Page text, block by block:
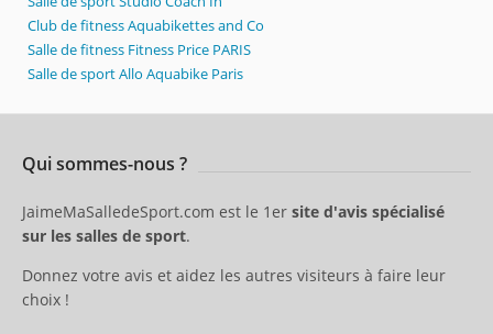
Club de fitness Aquabikettes and Co
Salle de fitness Fitness Price PARIS
Salle de sport Allo Aquabike Paris
Qui sommes-nous ?
JaimeMaSalledeSport.com est le 1er site d'avis spécialisé
sur les salles de sport.
Donnez votre avis et aidez les autres visiteurs à faire leur
choix !